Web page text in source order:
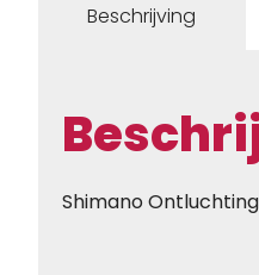
Beschrijving
Shimano